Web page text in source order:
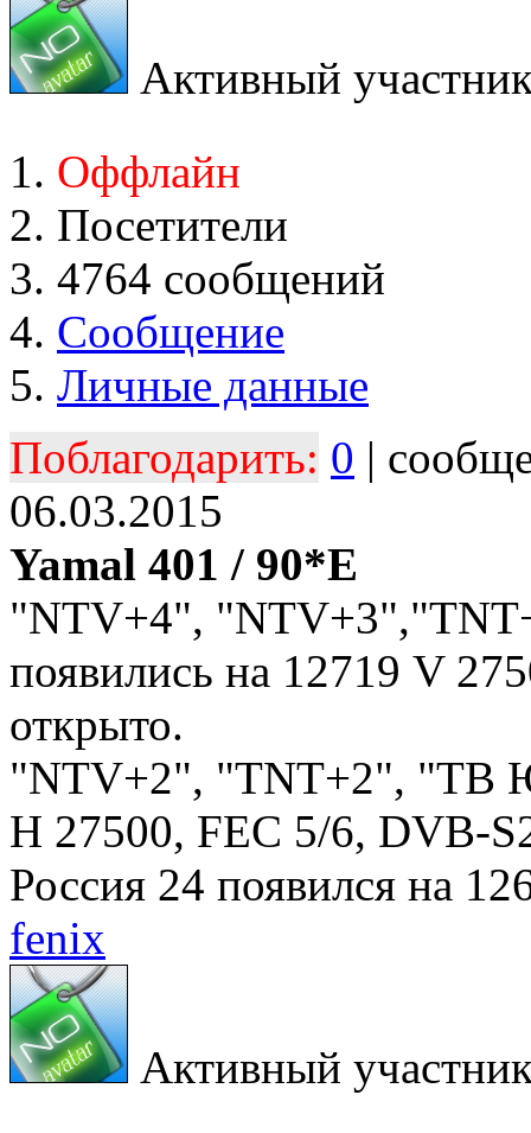
Активный
Оффлайн
Посетители
4764 сообщений
Сообщение
Личные данные
Поблагодарить: 0 |
06.03.2015
Yamal 401 / 90*E
"NTV+4",
появились на 12719 V
открыто.
"NTV+2", "TNT+2", "TВ
Н 27500, FEC 5/6, DVB-
Россия 24 появился на
fenix
Активный